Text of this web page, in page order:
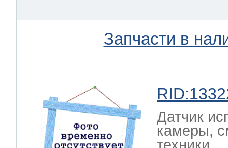
Запчасти в
Датчик
камеры,